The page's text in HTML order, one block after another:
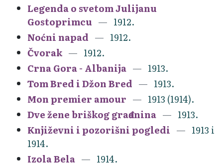
Legenda o svetom Julijanu
Gostoprimcu
1912.
Noćni napad
1912.
Čvorak
1912.
Crna Gora - Albanija
1913.
Tom Bred i Džon Bred
1913.
Mon premier amour
1913 (1914).
Dve žene briškog građanina
1913.
Književni i pozorišni pogledi
1913 i
1914.
Izola Bela
1914.